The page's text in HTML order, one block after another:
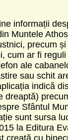
informații
Muntele
precum
cum ar fi
ale
sau schit
indică
dreaptă)
Sfântul
sunt sursa
la Editura
creată cu